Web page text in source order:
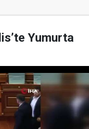
Yumurta